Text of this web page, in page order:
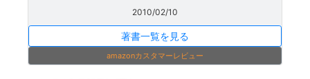
2010/02/10
著書一覧を見る
amazonカスタマーレビュー